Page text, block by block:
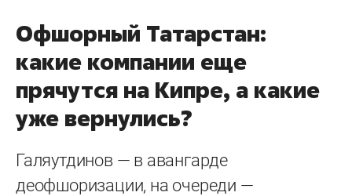
Офшорный Татарстан:
какие компании еще
прячутся на Кипре, а какие
уже вернулись?
Галяутдинов — в авангарде
деофшоризации, на очереди —